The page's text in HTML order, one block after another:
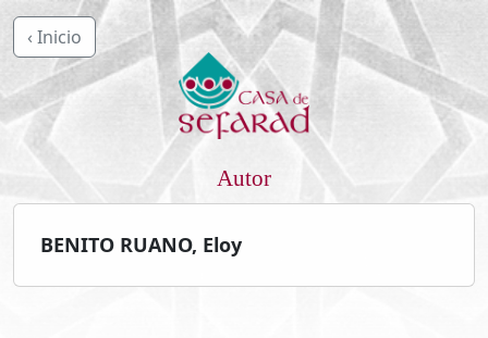
‹ Inicio
Autor
BENITO RUANO, Eloy